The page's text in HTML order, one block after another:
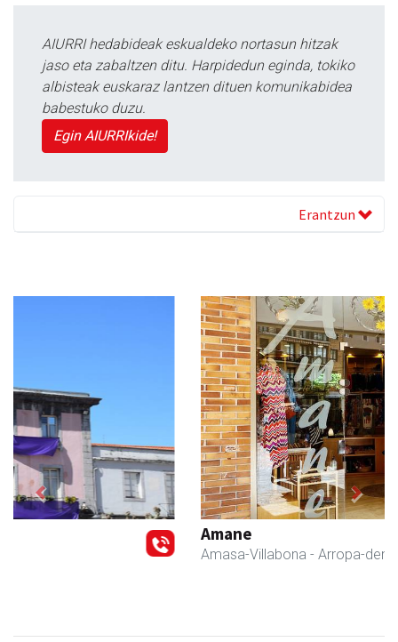
AIURRI hedabideak eskualdeko nortasun hitzak
jaso eta zabaltzen ditu. Harpidedun eginda, tokiko
albisteak euskaraz lantzen dituen komunikabidea
babestuko duzu.
Egin AIURRIkide!
Erantzun
- Arropa-dendak
Previous Next